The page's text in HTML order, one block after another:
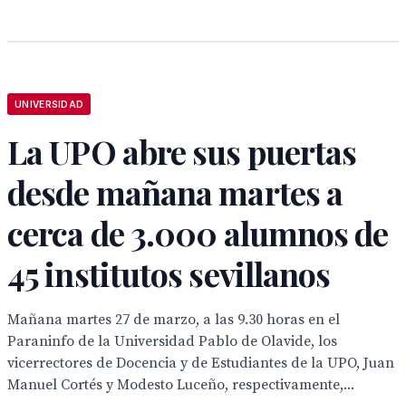
UNIVERSIDAD
La UPO abre sus puertas
desde mañana martes a
cerca de 3.000 alumnos de
45 institutos sevillanos
Mañana martes 27 de marzo, a las 9.30 horas en el
Paraninfo de la Universidad Pablo de Olavide, los
vicerrectores de Docencia y de Estudiantes de la UPO, Juan
Manuel Cortés y Modesto Luceño, respectivamente,...